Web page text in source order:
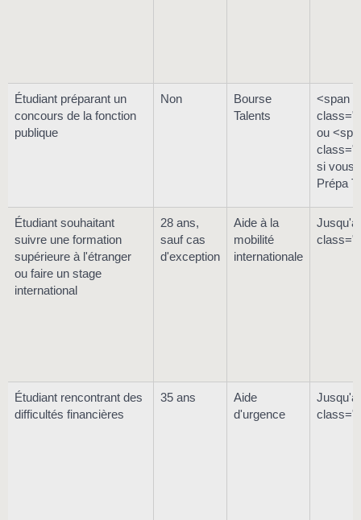
Étudiant préparant un
concours de la fonction
publique
Non
Bourse
Talents
<span
ou
si vous
Prépa
Étudiant souhaitant
suivre une formation
supérieure à l'étranger
ou faire un stage
international
28 ans,
sauf cas
d'exception
Aide à la
mobilité
internationale
Jusqu'à
Étudiant rencontrant des
difficultés financières
35 ans
Aide
d'urgence
Jusqu'à